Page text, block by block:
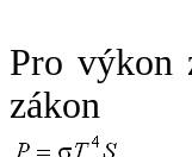
Pro výkon
zákon